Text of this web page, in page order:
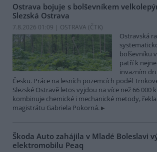
Ostrava bojuje s bolševníkem
Slezská Ostrava
7.8.2026 01:09 | OSTRAVA (ČTK)
Ostravská
bolševníku
patří k
invazním
Česku. Práce na lesních pozemcích podél
Slezské Ostravě letos vyjdou na více než 66 000
kombinuje chemické i mechanické metody,
magistrátu Gabriela Pokorná.
Škoda Auto zahájila v Mladé Boleslavi
elektromobilu Peaq